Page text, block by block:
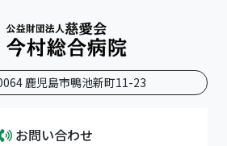
鹿児島市鴨池新町11-23
お問い合わせ